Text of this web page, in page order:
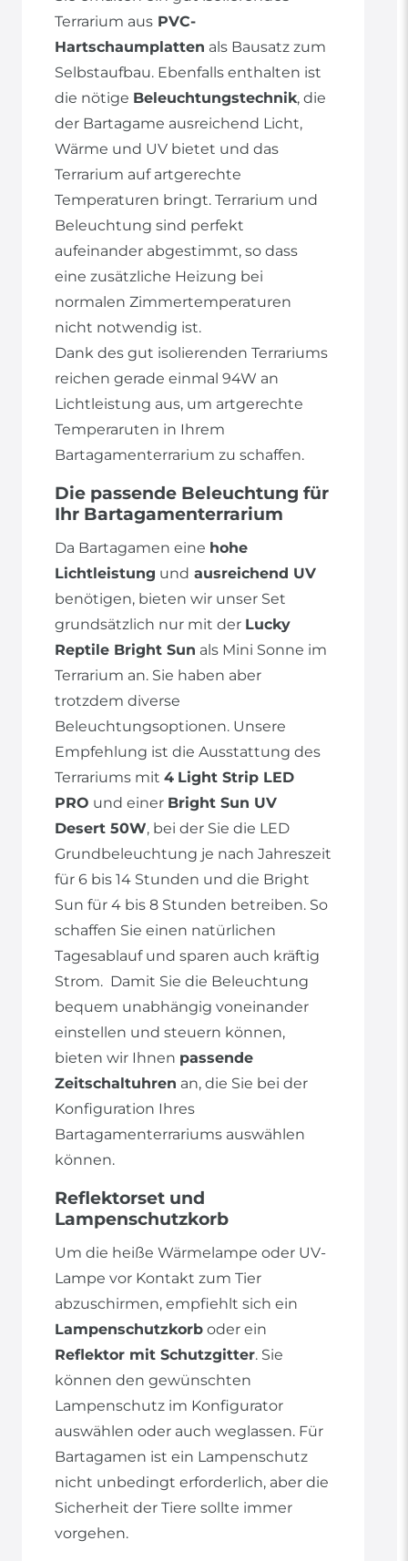
Terrarium aus PVC-
Hartschaumplatten als Bausatz zum
Selbstaufbau. Ebenfalls enthalten ist
die nötige Beleuchtungstechnik, die
der Bartagame ausreichend Licht,
Wärme und UV bietet und das
Terrarium auf artgerechte
Temperaturen bringt. Terrarium und
Beleuchtung sind perfekt
aufeinander abgestimmt, so dass
eine zusätzliche Heizung bei
normalen Zimmertemperaturen
nicht notwendig ist.
Dank des gut isolierenden Terrariums
reichen gerade einmal 94W an
Lichtleistung aus, um artgerechte
Temperaruten in Ihrem
Bartagamenterrarium zu schaffen.
Die passende Beleuchtung für
Ihr Bartagamenterrarium
Da Bartagamen eine hohe
Lichtleistung und ausreichend UV
benötigen, bieten wir unser Set
grundsätzlich nur mit der Lucky
Reptile Bright Sun als Mini Sonne im
Terrarium an. Sie haben aber
trotzdem diverse
Beleuchtungsoptionen. Unsere
Empfehlung ist die Ausstattung des
Terrariums mit 4 Light Strip LED
PRO und einer Bright Sun UV
Desert 50W, bei der Sie die LED
Grundbeleuchtung je nach Jahreszeit
für 6 bis 14 Stunden und die Bright
Sun für 4 bis 8 Stunden betreiben. So
schaffen Sie einen natürlichen
Tagesablauf und sparen auch kräftig
Strom. Damit Sie die Beleuchtung
bequem unabhängig voneinander
einstellen und steuern können,
bieten wir Ihnen passende
Zeitschaltuhren an, die Sie bei der
Konfiguration Ihres
Bartagamenterrariums auswählen
können.
Reflektorset und
Lampenschutzkorb
Um die heiße Wärmelampe oder UV-
Lampe vor Kontakt zum Tier
abzuschirmen, empfiehlt sich ein
Lampenschutzkorb oder ein
Reflektor mit Schutzgitter. Sie
können den gewünschten
Lampenschutz im Konfigurator
auswählen oder auch weglassen. Für
Bartagamen ist ein Lampenschutz
nicht unbedingt erforderlich, aber die
Sicherheit der Tiere sollte immer
vorgehen.